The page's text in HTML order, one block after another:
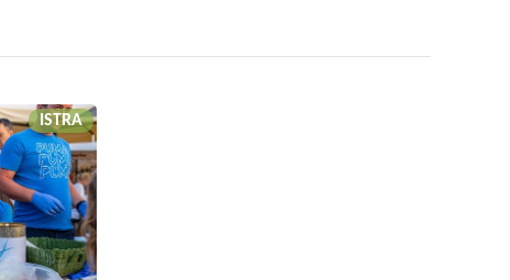
ISTRA